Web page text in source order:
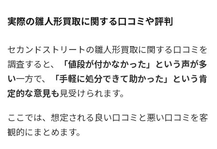
実際の雛人形買取に関する口コミや評判
セカンドストリートの雛人形買取に関する口コミを
調査すると、
「値段が付かなかった」という声が多
い一方で、
「手軽に処分できて助かった」という肯
定的な意見も見受けられます。
ここでは、想定される良い口コミと悪い口コミを客
観的にまとめます。